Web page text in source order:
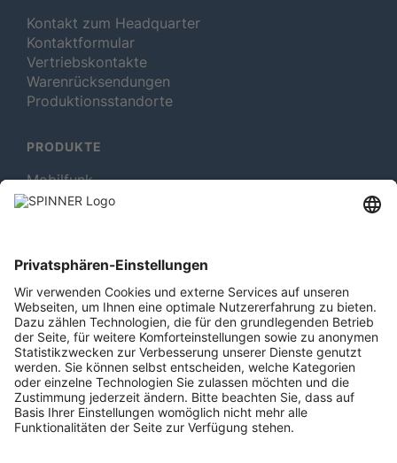
Kontakt zum Headquarter
Kontaktformular
Vertriebskontakte
Warenrücksendungen
Produktionsstandorte
PRODUKTE
Mobilfunk
Rotating Solutions
MEHR ÜBER SPINNER
Newsletter abonnieren
Jobs & Karriere
Mitgliedschaften
Rechtliches
Röhrenmuseum